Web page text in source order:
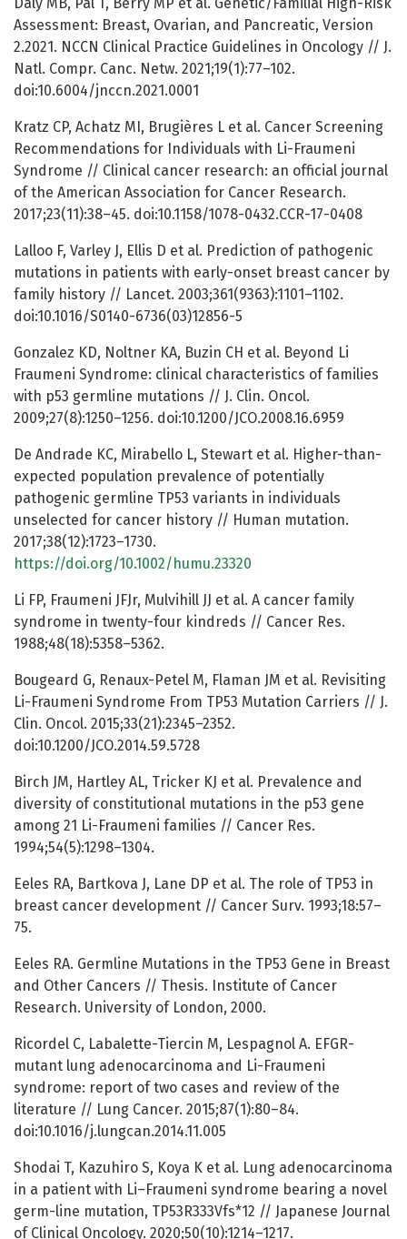
Daly MB, Pal T, Berry MP et al. Genetic/Familial High-Risk
Assessment: Breast, Ovarian, and Pancreatic, Version
2.2021. NCCN Clinical Practice Guidelines in Oncology // J.
Natl. Compr. Canc. Netw. 2021;19(1):77–102.
doi:10.6004/jnccn.2021.0001
Kratz CP, Achatz MI, Brugières L et al. Cancer Screening
Recommendations for Individuals with Li-Fraumeni
Syndrome // Clinical cancer research: an official journal
of the American Association for Cancer Research.
2017;23(11):38–45. doi:10.1158/1078-0432.CCR-17-0408
Lalloo F, Varley J, Ellis D et al. Prediction of pathogenic
mutations in patients with early-onset breast cancer by
family history // Lancet. 2003;361(9363):1101–1102.
doi:10.1016/S0140-6736(03)12856-5
Gonzalez KD, Noltner KA, Buzin CH et al. Beyond Li
Fraumeni Syndrome: clinical characteristics of families
with p53 germline mutations // J. Clin. Oncol.
2009;27(8):1250–1256. doi:10.1200/JCO.2008.16.6959
De Andrade KC, Mirabello L, Stewart et al. Higher-than-
expected population prevalence of potentially
pathogenic germline TP53 variants in individuals
unselected for cancer history // Human mutation.
2017;38(12):1723–1730.
https://doi.org/10.1002/humu.23320
Li FP, Fraumeni JFJr, Mulvihill JJ et al. A cancer family
syndrome in twenty-four kindreds // Cancer Res.
1988;48(18):5358–5362.
Bougeard G, Renaux-Petel M, Flaman JM et al. Revisiting
Li-Fraumeni Syndrome From TP53 Mutation Carriers // J.
Clin. Oncol. 2015;33(21):2345–2352.
doi:10.1200/JCO.2014.59.5728
Birch JM, Hartley AL, Tricker KJ et al. Prevalence and
diversity of constitutional mutations in the p53 gene
among 21 Li-Fraumeni families // Cancer Res.
1994;54(5):1298–1304.
Eeles RA, Bartkova J, Lane DP et al. The role of TP53 in
breast cancer development // Cancer Surv. 1993;18:57–
75.
Eeles RA. Germline Mutations in the TP53 Gene in Breast
and Other Cancers // Thesis. Institute of Cancer
Research. University of London, 2000.
Ricordel C, Labalette-Tiercin M, Lespagnol A. EFGR-
mutant lung adenocarcinoma and Li-Fraumeni
syndrome: report of two cases and review of the
literature // Lung Cancer. 2015;87(1):80–84.
doi:10.1016/j.lungcan.2014.11.005
Shodai T, Kazuhiro S, Koya K et al. Lung adenocarcinoma
in a patient with Li–Fraumeni syndrome bearing a novel
germ-line mutation, TP53R333Vfs*12 // Japanese Journal
of Clinical Oncology. 2020;50(10):1214–1217.